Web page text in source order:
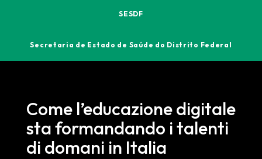
SESDF
Secretaria de Estado de Saúde do Distrito Federal
Come l’educazione digitale
sta formandando i talenti
di domani in Italia